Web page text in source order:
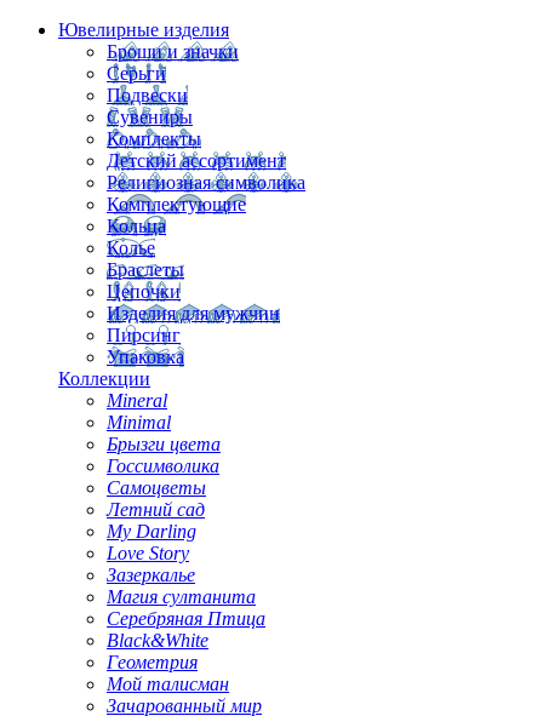
Ювелирные изделия
Броши и значки
Серьги
Подвески
Сувениры
Комплекты
Детский ассортимент
Религиозная символика
Комплектующие
Кольца
Колье
Браслеты
Цепочки
Изделия для мужчин
Пирсинг
Упаковка
Коллекции
Mineral
Minimal
Брызги цвета
Госсимволика
Самоцветы
Летний сад
My Darling
Love Story
Зазеркалье
Магия султанита
Серебряная Птица
Black&White
Геометрия
Мой талисман
Зачарованный мир